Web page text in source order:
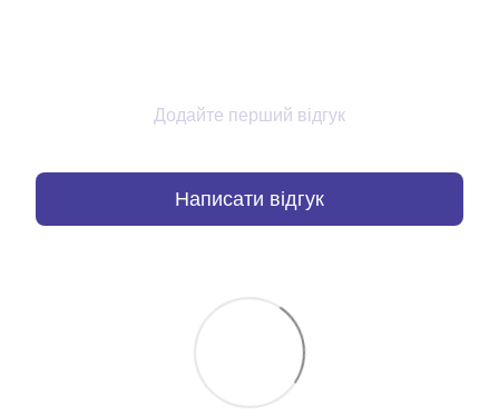
Додайте перший відгук
Написати відгук